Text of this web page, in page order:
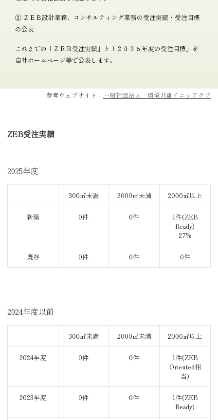
③ ＺＥＢ設計業務、コンサルティング業務の受注実績・受注目標
の公表
これまでの「ＺＥＢ受注実績」と「２０２５年度の受注目標」を
自社ホームページ等で公表します。
参考ウェブサイト： 一般社団法人 環境共創イニシアチブ
ZEB受注実績
2025年度
300㎡未満 2000㎡未満 2000㎡以上
新築 0件 0件
1件(ZEB
Ready)
27%
既存 0件 0件 0件
2024年度以前
300㎡未満 2000㎡未満 2000㎡以上
2024年度 0件 0件
1件(ZEB
Oriented相
当)
2023年度 0件 0件
1件(ZEB
Ready)